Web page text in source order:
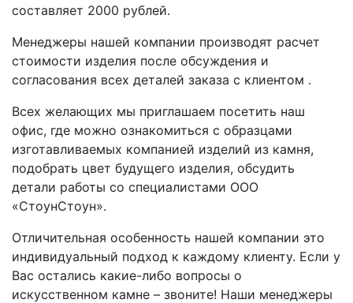
составляет 2000 рублей.
Менеджеры нашей компании производят расчет
стоимости изделия после обсуждения и
согласования всех деталей заказа с клиентом .
Всех желающих мы приглашаем посетить наш
офис, где можно ознакомиться с образцами
изготавливаемых компанией изделий из камня,
подобрать цвет будущего изделия, обсудить
детали работы со специалистами ООО
«СтоунСтоун».
Отличительная особенность нашей компании это
индивидуальный подход к каждому клиенту. Если у
Вас остались какие-либо вопросы о
искусственном камне – звоните! Наши менеджеры